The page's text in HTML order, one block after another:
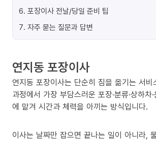
6. 포장이사 전날/당일 준비 팁
7. 자주 묻는 질문과 답변
연지동 포장이사
연지동 포장이사는 단순히 짐을 옮기는 서
과정에서 가장 부담스러운 포장·분류·상하차
에 맡겨 시간과 체력을 아끼는 방식입니다.
이사는 날짜만 잡으면 끝나는 일이 아니라,